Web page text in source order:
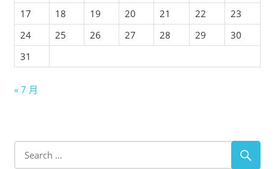
17
18 19 20 21 22
23
24
25 26 27 28 29
30
31
« 7 月